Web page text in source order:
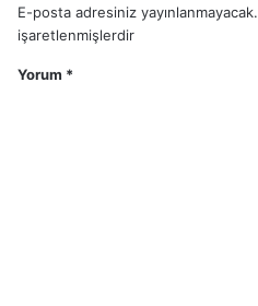
E-posta adresiniz yayınlanmayacak.
işaretlenmişlerdir
Yorum *